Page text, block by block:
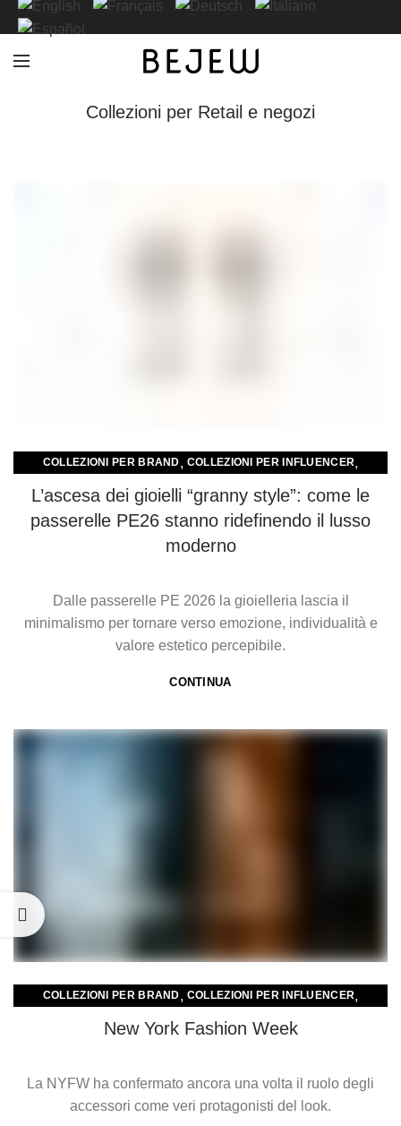
Collezioni per Retail e negozi
COLLEZIONI PER BRAND, COLLEZIONI PER INFLUENCER,
SUSTAINABILITY
L’ascesa dei gioielli “granny style”: come le
passerelle PE26 stanno ridefinendo il lusso
moderno
Dalle passerelle PE 2026 la gioielleria lascia il
minimalismo per tornare verso emozione, individualità e
valore estetico percepibile.
CONTINUA
COLLEZIONI PER BRAND, COLLEZIONI PER INFLUENCER,
New York Fashion Week
La NYFW ha confermato ancora una volta il ruolo degli
accessori come veri protagonisti del look.